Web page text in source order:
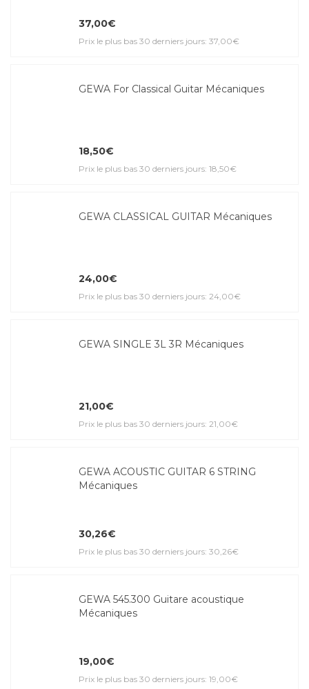
37,00€
Prix le plus bas 30 derniers jours: 37,00€
GEWA For Classical Guitar Mécaniques
18,50€
Prix le plus bas 30 derniers jours: 18,50€
GEWA CLASSICAL GUITAR Mécaniques
24,00€
Prix le plus bas 30 derniers jours: 24,00€
GEWA SINGLE 3L 3R Mécaniques
21,00€
Prix le plus bas 30 derniers jours: 21,00€
GEWA ACOUSTIC GUITAR 6 STRING
Mécaniques
30,26€
Prix le plus bas 30 derniers jours: 30,26€
GEWA 545.300 Guitare acoustique
Mécaniques
19,00€
Prix le plus bas 30 derniers jours: 19,00€